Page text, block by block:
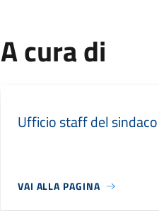
A cura di
Ufficio staff del sindaco
VAI ALLA PAGINA